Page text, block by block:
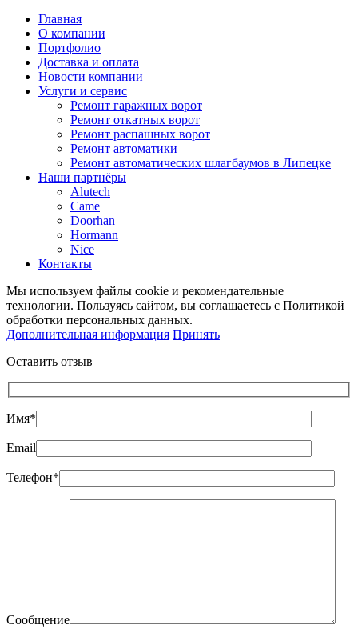
Главная
О компании
Портфолио
Доставка и оплата
Новости компании
Услуги и сервис
Ремонт гаражных ворот
Ремонт откатных ворот
Ремонт распашных ворот
Ремонт автоматики
Ремонт автоматических шлагбаумов в Липецке
Наши партнёры
Alutech
Came
Doorhan
Hormann
Nice
Контакты
Мы используем файлы cookie и рекомендательные
технологии. Пользуясь сайтом, вы соглашаетесь с Политикой
обработки персональных данных.
Дополнительная информация Принять
Оставить отзыв
Имя*
Email
Телефон*
Сообщение